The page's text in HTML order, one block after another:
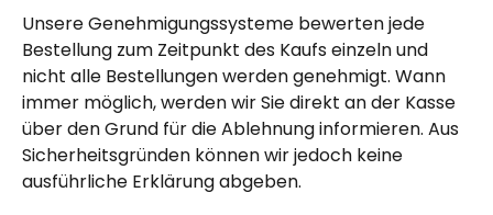
Unsere Genehmigungssysteme bewerten jede
Bestellung zum Zeitpunkt des Kaufs einzeln und
nicht alle Bestellungen werden genehmigt. Wann
immer möglich, werden wir Sie direkt an der Kasse
über den Grund für die Ablehnung informieren. Aus
Sicherheitsgründen können wir jedoch keine
ausführliche Erklärung abgeben.